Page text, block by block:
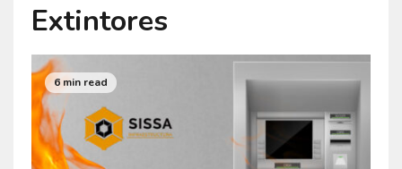
Extintores
6 min read